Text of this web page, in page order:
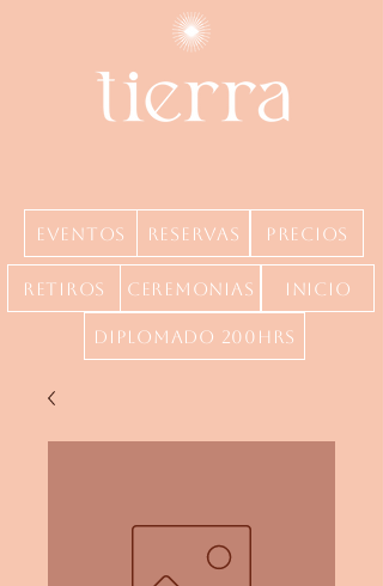
Reservas
Eventos precios
Ceremonias
Retiros inicio
Diplomado 200hrs